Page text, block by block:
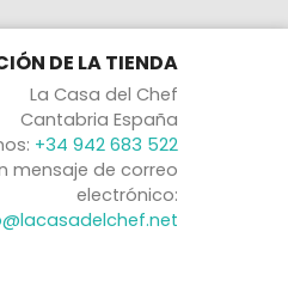
DE LA TIENDA
La Casa del Chef
Cantabria España
+34 942 683 522
mensaje de correo
electrónico: